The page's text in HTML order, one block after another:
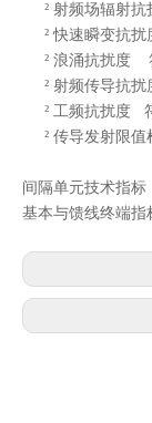
² 射频场辐射抗
²快速瞬变抗扰
² 浪涌抗扰度
² 射频传导抗扰
² 工频抗扰度
² 传导发射限值
间隔单元技术指标
基本与馈线终端指